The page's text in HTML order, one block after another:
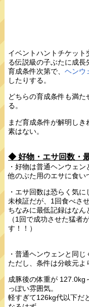
イベントハントチケッ
る伝説級の子ぶたに成長
育成条件次第で、ヘンウ
したりする。
どちらの育成条件も満
る。
まだ育成条件が解明し
素はない。
◆ 好物・エサ回数・
・好物は普通ヘンウェ
他のぶた用のエサに食い
・エサ回数は恐らく気に
未検証だが、1回食べさ
ちなみに最低記録はなん
（1回で成功させた猛者
す！！）
・普通ヘンウェンと同
ただし、条件は分岐元よ
成豚後の体重が 127.0kg
っぽい雰囲気。
軽すぎて126kg代以下だ